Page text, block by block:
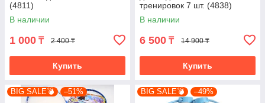
(4811)
В наличии
1 000 ₸ 2 400 ₸
Купить
тренировок 7 шт. (4838)
В наличии
6 500 ₸ 14 900 ₸
Купить
BIG SALE💣 –51% BIG SALE💣 –49%